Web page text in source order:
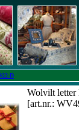
D
Wolvilt letter
[art.nr.: